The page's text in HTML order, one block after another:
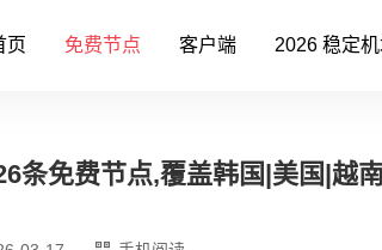
页 免费节点 客户端 2026 稳定
条免费节点,覆盖韩国|美国|越